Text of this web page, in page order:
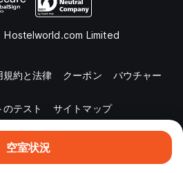
空室状況
Limited
規約と法律 クーポン バウチャー
テスト サイトマップ